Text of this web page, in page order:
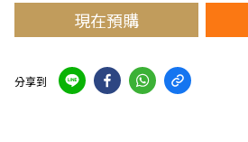
現在預購
分享到